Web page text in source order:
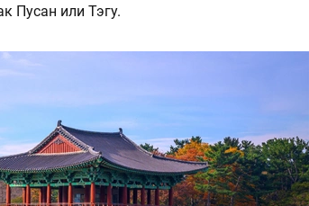
Пусан или Тэгу.